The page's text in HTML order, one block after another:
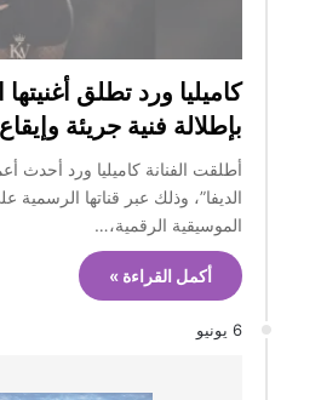
كاميليا ورد تطلق أغنيتها
بإطلالة فنية جريئة
أطلقت الفنانة كاميليا ورد أحدث
الديفا”، وذلك عبر قناتها
الموسيقية الرقمية،…
أكمل القراءة »
6 يونيو